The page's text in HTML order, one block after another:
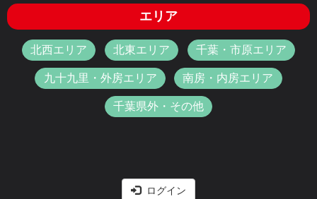
エリア
北西エリア 北東エリア 千葉・市原エリア
九十九里・外房エリア 南房・内房エリア
千葉県外・その他
ログイン